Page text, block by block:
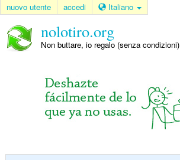
nuovo utente accedi Italiano
nolotiro.org
Non buttare, io regalo (senza condizioni)